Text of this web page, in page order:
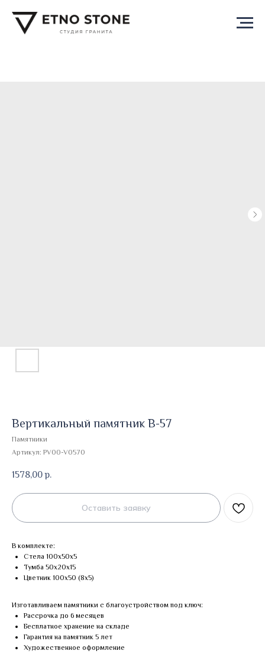
Вертикальный памятник В-57
Памятники
Артикул: PV00-V0570
1578,00 р.
Оставить заявку
В комплекте:
Стела 100х50х5
Тумба 50х20х15
Цветник 100х50 (8х5)
Изготавливаем памятники с благоустройством под ключ:
Рассрочка до 6 месяцев
Бесплатное хранение на складе
Гарантия на памятник 5 лет
Художественное оформление